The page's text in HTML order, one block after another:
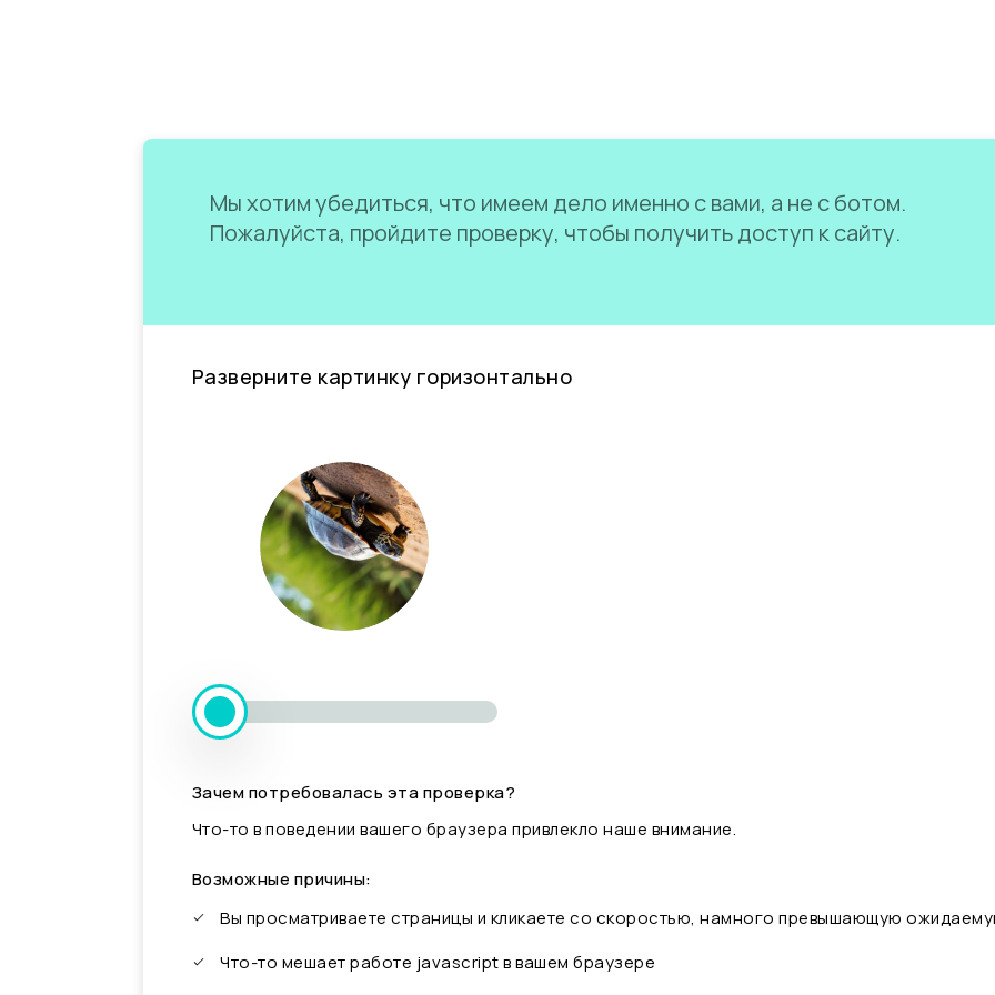
Мы хотим убедиться, что имеем дело именно с вами, а не с ботом.
Пожалуйста, пройдите проверку, чтобы получить доступ к сайту.
Разверните картинку горизонтально
Зачем потребовалась эта проверка?
Что-то в поведении вашего браузера привлекло наше внимание.
Возможные причины:
Вы просматриваете страницы и кликаете со скоростью, намного превышающую
Что-то мешает работе javascript в вашем браузере